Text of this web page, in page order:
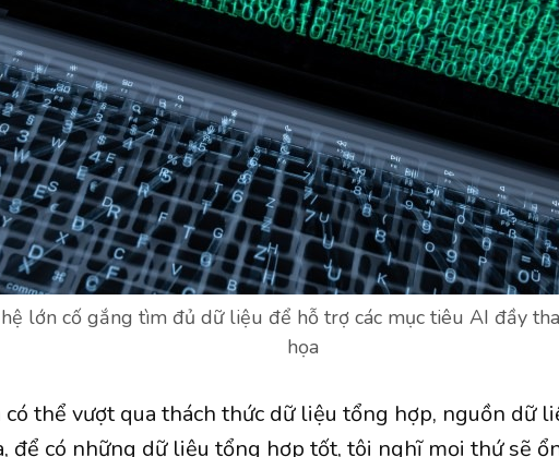
lớn cố gắng tìm đủ dữ liệu để hỗ trợ các mục tiêu AI đầy
họa
có thể vượt qua thách thức dữ liệu tổng hợp, nguồn dữ
để có những dữ liệu tổng hợp tốt, tôi nghĩ mọi thứ sẽ